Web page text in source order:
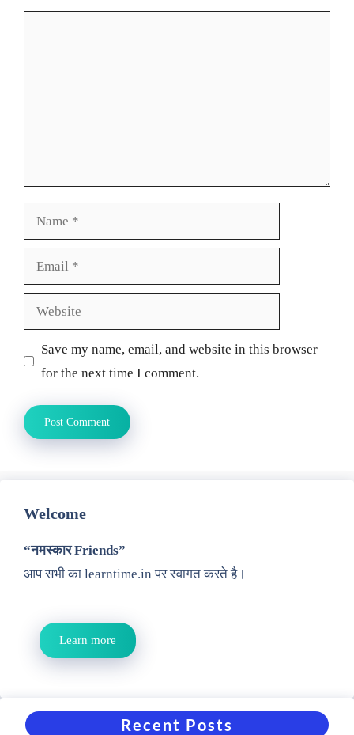
Website
Save my name, email, and website in this browser
for the next time I comment.
Welcome
“नमस्कार Friends”
आप सभी का learntime.in पर स्वागत करते है।
Learn more
Recent Posts